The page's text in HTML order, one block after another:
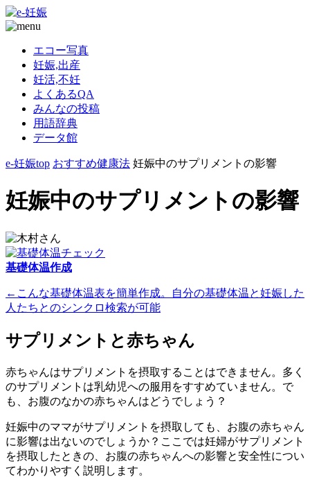
エコー写真
妊娠,出産
妊活,不妊
よくあるQA
みんなの投稿
用語辞典
データ館
e-妊娠top おすすめ健康法 妊娠中のサプリメントの影響
妊娠中のサプリメントの影響
基礎体温作成
←こんな基礎体温表を簡単作成。自分の基礎体温と妊娠した
人たちとのシンクロ検索が可能
サプリメントと赤ちゃん
赤ちゃんはサプリメントを摂取することはできません。多く
のサプリメントは乳幼児への服用をすすめていません。で
も、お腹のなかの赤ちゃんはどうでしょう？
妊娠中のママがサプリメントを摂取しても、お腹の赤ちゃん
に影響は出ないのでしょうか？ここでは妊婦がサプリメント
を摂取したときの、お腹の赤ちゃんへの影響と安全性につい
てわかりやすく説明します。